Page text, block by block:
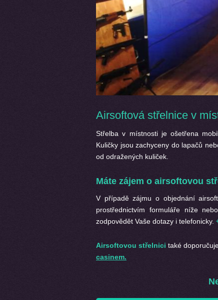
Airsoftová střelnice v
Střelba v místnosti je ošetřena
Kuličky jsou zachyceny do lapačů
od odražených kuliček.
Máte zájem o airsoftovou
V případě zájmu o objednání
prostřednictvím formuláře níže
zodpovědět Vaše dotazy i telefonicky.
Airsoftovou střelnici také
casinem.